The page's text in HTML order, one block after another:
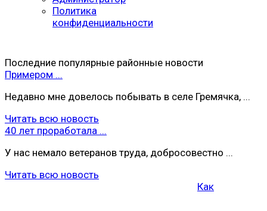
Политика
конфиденциальности
Последние популярные районные новости
Примером ...
Недавно мне довелось побывать в селе Гремячка, ...
Читать всю новость
40 лет проработала ...
У нас немало ветеранов труда, добросовестно ...
Читать всю новость
Как